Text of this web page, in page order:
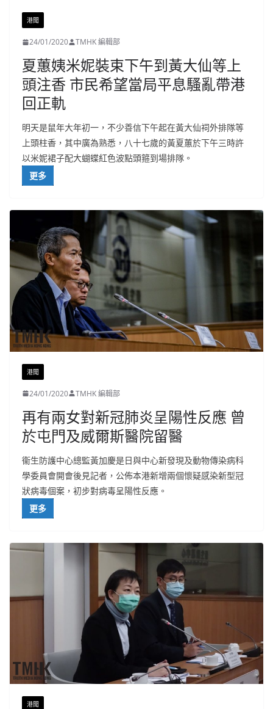
港聞
24/01/2020 TMHK 編輯部
夏蕙姨米妮裝束下午到黃大仙等上
頭注香 市民希望當局平息騷亂帶港
回正軌
明天是鼠年大年初一，不少善信下午起在黃大仙祠外排隊等
上頭柱香，其中廣為熟悉，八十七歲的黃夏蕙於下午三時許
以米妮裙子配大蝴蝶紅色波點頭箍到場排隊。
更多
港聞
24/01/2020 TMHK 編輯部
再有兩女對新冠肺炎呈陽性反應 曾
於屯門及威爾斯醫院留醫
衞生防護中心總監黃加慶是日與中心新發現及動物傳染病科
學委員會開會後見記者，公佈本港新增兩個懷疑感染新型冠
狀病毒個案，初步對病毒呈陽性反應。
更多
港聞